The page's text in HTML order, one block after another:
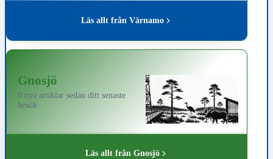
Läs allt från Värnamo
Gnosjö
0 nya artiklar sedan ditt senaste
besök
Läs allt från Gnosjö